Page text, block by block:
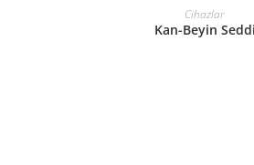
DEVAMINI OKU
Cihazlar
Kan-Beyin Seddi